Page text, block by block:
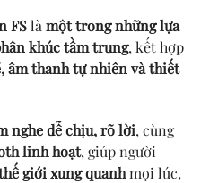
FSlà một trong những lựa
khúc tầm trung, kết hợp
âm thanh tự nhiên và thiết
nghe dễ chịu, rõ lời, cùng
linh hoạt, giúp người
giới xung quanhmọi lúc,